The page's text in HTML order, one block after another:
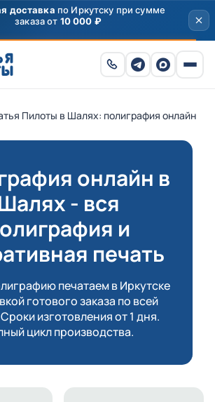
₽на первый заказ от 3000 ₽ по
промокоду ПРИВЕТ
Пилоты в Шалях: полиграфия онлайн
онлайн в
- вся
и
печать
печатаем в Иркутске
готового заказа по всей
изготовления от 1 дня.
цикл производства.